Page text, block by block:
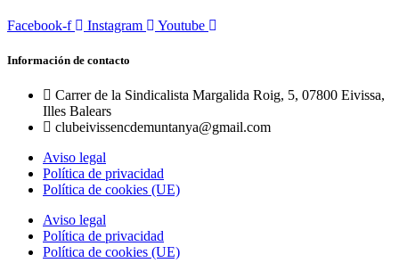
Facebook-f Instagram Youtube
Información de contacto
Carrer de la Sindicalista Margalida Roig, 5, 07800 Eivissa,
Illes Balears
clubeivissencdemuntanya@gmail.com
Aviso legal
Política de privacidad
Política de cookies (UE)
Aviso legal
Política de privacidad
Política de cookies (UE)